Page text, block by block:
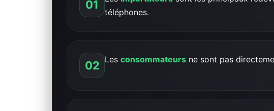
01
téléphones.
02 Les consommateurs ne sont pas